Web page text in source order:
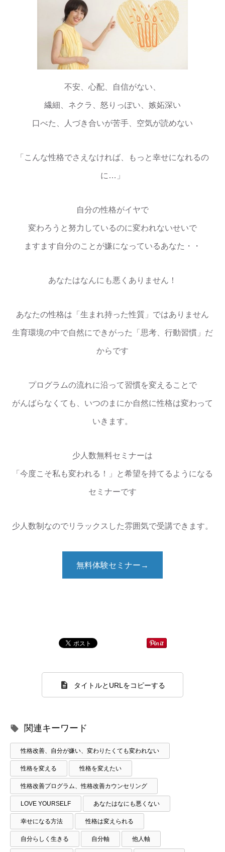
不安、心配、自信がない、
繊細、ネクラ、怒りっぽい、嫉妬深い
口べた、人づき合いが苦手、空気が読めない
「こんな性格でさえなければ、もっと幸せになれるの
に…」
自分の性格がイヤで
変わろうと努力しているのに変われないせいで
ますます自分のことが嫌になっているあなた・・
あなたはなんにも悪くありません！
あなたの性格は「生まれ持った性質」ではありません
生育環境の中で自然にできがった「思考、行動習慣」だ
からです
プログラムの流れに沿って習慣を変えることで
がんばらなくても、いつのまにか自然に性格は変わって
いきます。
少人数無料セミナーは
「今度こそ私も変われる！」と希望を持てるようになる
セミナーです
少人数制なのでリラックスした雰囲気で受講できます。
無料体験セミナー→
タイトルとURLをコピーする
関連キーワード
性格改善、自分が嫌い、変わりたくても変われない
性格を変える 性格を変えたい
性格改善プログラム、性格改善カウンセリング
LOVE YOURSELF あなたはなにも悪くない
幸せになる方法 性格は変えられる
自分らしく生きる 自分軸 他人軸